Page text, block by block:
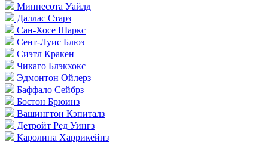
Миннесота Уайлд
Даллас Старз
Сан-Хосе Шаркс
Сент-Луис Блюз
Сиэтл Кракен
Чикаго Блэкхокс
Эдмонтон Ойлерз
Баффало Сейбрз
Бостон Брюинз
Вашингтон Кэпиталз
Детройт Ред Уингз
Каролина Харрикейнз